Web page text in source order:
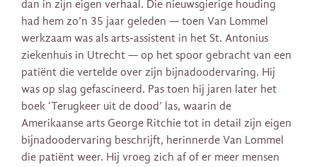
dan in zijn eigen verhaal. Die nieuwsgierige houding
had hem zo’n 35 jaar geleden — toen Van Lommel
werkzaam was als arts-assistent in het St. Antonius
ziekenhuis in Utrecht — op het spoor gebracht van een
patiënt die vertelde over zijn bijnadoodervaring. Hij
was op slag gefascineerd. Pas toen hij jaren later het
boek ‘Terugkeer uit de dood’ las, waarin de
Amerikaanse arts George Ritchie tot in detail zijn eigen
bijnadoodervaring beschrijft, herinnerde Van Lommel
die patiënt weer. Hij vroeg zich af of er meer mensen